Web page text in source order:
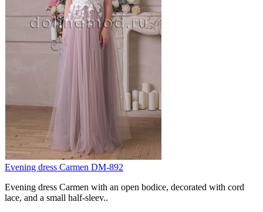
Evening dress Carmen DM-892
Evening dress Carmen with an open bodice, decorated with cord
lace, and a small half-sleev..